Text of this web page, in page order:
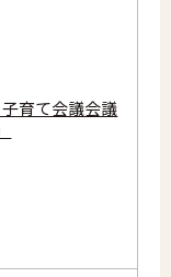
育て会議会議